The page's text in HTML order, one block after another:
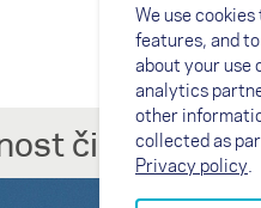
čiste
We use
features, and
about your use
analytics
other
collected as
Privacy policy